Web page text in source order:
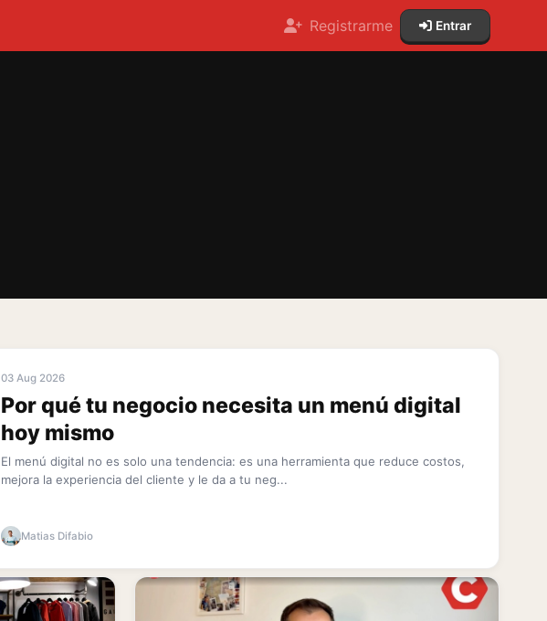
Registrarme Entrar
03 Aug 2026
Por qué tu negocio necesita un menú digital
hoy mismo
El menú digital no es solo una tendencia: es una herramienta que reduce costos,
mejora la experiencia del cliente y le da a tu neg...
Matias Difabio